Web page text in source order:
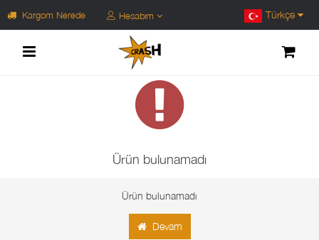
Türkçe
Kargom Nerede Hesabım
Ürün bulunamadı
Ürün bulunamadı
Devam